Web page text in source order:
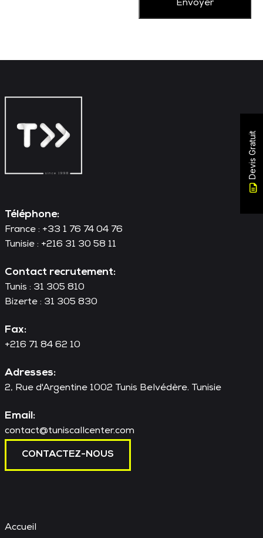
Devis Gratuit
Téléphone:
France : +33 1 76 74 04 76
Tunisie : +216 31 30 58 11
Contact recrutement:
Tunis : 31 305 810
Bizerte : 31 305 830
Fax:
+216 71 84 62 10
Adresses:
2, Rue d'Argentine 1002 Tunis Belvédère. Tunisie
Email:
contact@tuniscallcenter.com
CONTACTEZ-NOUS
Accueil